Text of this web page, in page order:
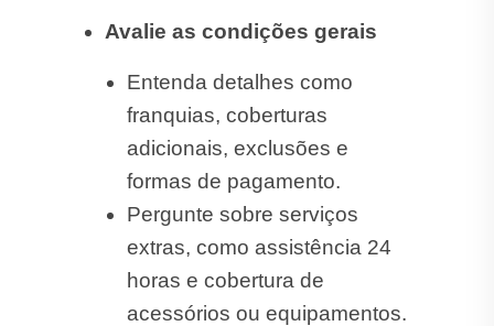
Avalie as condições gerais
Entenda detalhes como
franquias, coberturas
adicionais, exclusões e
formas de pagamento.
Pergunte sobre serviços
extras, como assistência 24
horas e cobertura de
acessórios ou equipamentos.